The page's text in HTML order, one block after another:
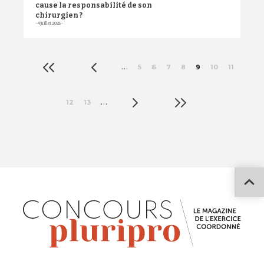
cause la responsabilité de son
chirurgien ?
- 4 juillet 2025 -
… 5 6 7 8 9 10 11
12 13 …